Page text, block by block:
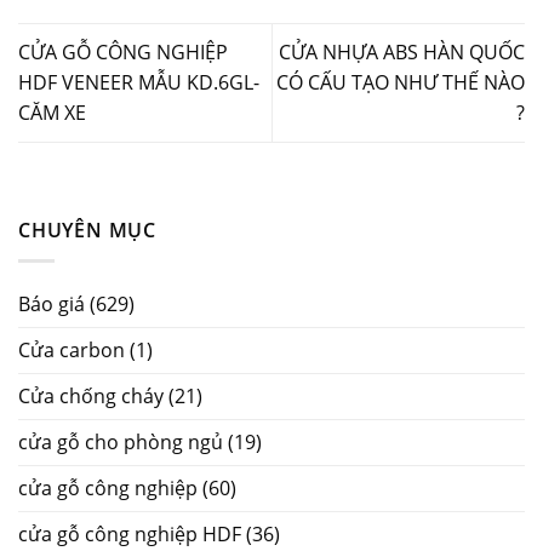
CHUYÊN MỤC
Báo giá (629)
Cửa carbon (1)
Cửa chống cháy(21)
cửa gỗ cho phòng ngủ (19)
cửa gỗ công nghiệp (60)
cửa gỗ công nghiệp HDF(36)
CỬA GỖ CÔNG NGHIỆP
HDF VENEER MẪU KD.6GL-
CĂM XE
CỬA NHỰA ABS HÀN QUỐC
CÓ CẤU TẠO NHƯ THẾ NÀO
?